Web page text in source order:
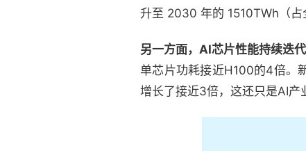
升至 2030 年的 1510TWh（占
另一方面，AI芯片性能持续迭
单芯片功耗接近H100的4倍。
增长了接近3倍，这还只是AI产